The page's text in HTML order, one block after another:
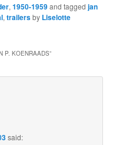
,1950-1959and taggedjan
,trailersby Liselotte
P. KOENRAADS”
said: